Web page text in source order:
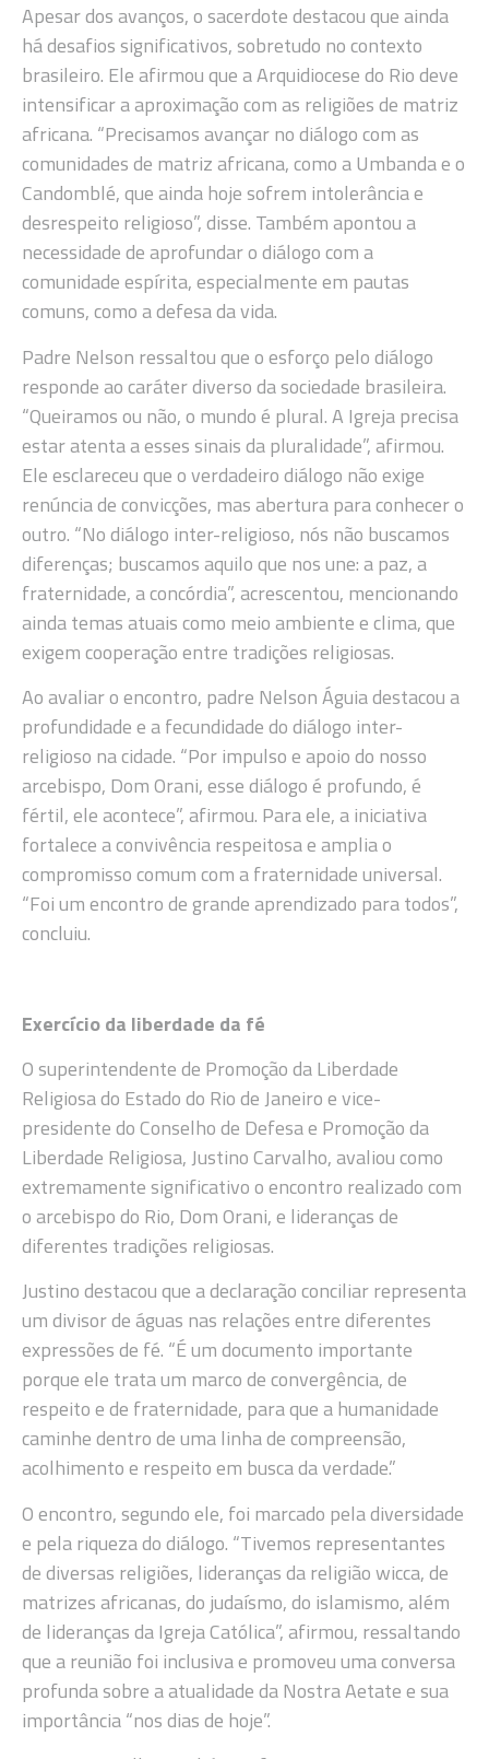
Apesar dos avanços, o sacerdote destacou que ainda
há desafios significativos, sobretudo no contexto
brasileiro. Ele afirmou que a Arquidiocese do Rio deve
intensificar a aproximação com as religiões de matriz
africana. “Precisamos avançar no diálogo com as
comunidades de matriz africana, como a Umbanda e o
Candomblé, que ainda hoje sofrem intolerância e
desrespeito religioso”, disse. Também apontou a
necessidade de aprofundar o diálogo com a
comunidade espírita, especialmente em pautas
comuns, como a defesa da vida.
Padre Nelson ressaltou que o esforço pelo diálogo
responde ao caráter diverso da sociedade brasileira.
“Queiramos ou não, o mundo é plural. A Igreja precisa
estar atenta a esses sinais da pluralidade”, afirmou.
Ele esclareceu que o verdadeiro diálogo não exige
renúncia de convicções, mas abertura para conhecer o
outro. “No diálogo inter-religioso, nós não buscamos
diferenças; buscamos aquilo que nos une: a paz, a
fraternidade, a concórdia”, acrescentou, mencionando
ainda temas atuais como meio ambiente e clima, que
exigem cooperação entre tradições religiosas.
Ao avaliar o encontro, padre Nelson Águia destacou a
profundidade e a fecundidade do diálogo inter-
religioso na cidade. “Por impulso e apoio do nosso
arcebispo, Dom Orani, esse diálogo é profundo, é
fértil, ele acontece”, afirmou. Para ele, a iniciativa
fortalece a convivência respeitosa e amplia o
compromisso comum com a fraternidade universal.
“Foi um encontro de grande aprendizado para todos”,
concluiu.
Exercício da liberdade da fé
O superintendente de Promoção da Liberdade
Religiosa do Estado do Rio de Janeiro e vice-
presidente do Conselho de Defesa e Promoção da
Liberdade Religiosa, Justino Carvalho, avaliou como
extremamente significativo o encontro realizado com
o arcebispo do Rio, Dom Orani, e lideranças de
diferentes tradições religiosas.
Justino destacou que a declaração conciliar representa
um divisor de águas nas relações entre diferentes
expressões de fé. “É um documento importante
porque ele trata um marco de convergência, de
respeito e de fraternidade, para que a humanidade
caminhe dentro de uma linha de compreensão,
acolhimento e respeito em busca da verdade.”
O encontro, segundo ele, foi marcado pela diversidade
e pela riqueza do diálogo. “Tivemos representantes
de diversas religiões, lideranças da religião wicca, de
matrizes africanas, do judaísmo, do islamismo, além
de lideranças da Igreja Católica”, afirmou, ressaltando
que a reunião foi inclusiva e promoveu uma conversa
profunda sobre a atualidade da Nostra Aetate e sua
importância “nos dias de hoje”.